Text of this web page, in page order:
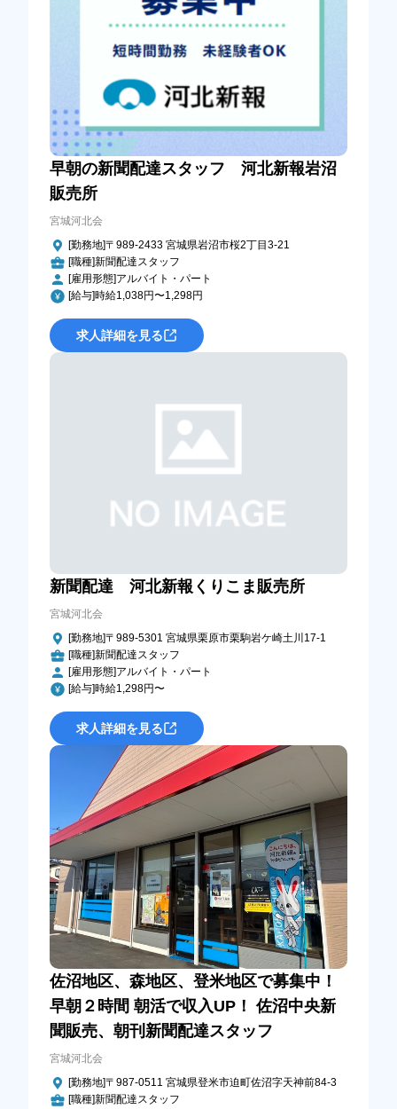
早朝の新聞配達スタッフ 河北新報岩沼
販売所
宮城河北会
[勤務地]〒989-2433 宮城県岩沼市桜2丁目3-21
[職種]新聞配達スタッフ
[雇用形態]アルバイト・パート
[給与]時給1,038円〜1,298円
求人詳細を見る
新聞配達 河北新報くりこま販売所
宮城河北会
[勤務地]〒989-5301 宮城県栗原市栗駒岩ケ崎土川17-1
[職種]新聞配達スタッフ
[雇用形態]アルバイト・パート
[給与]時給1,298円〜
求人詳細を見る
佐沼地区、森地区、登米地区で募集中！
早朝２時間 朝活で収入UP！ 佐沼中央新
聞販売、朝刊新聞配達スタッフ
宮城河北会
[勤務地]〒987-0511 宮城県登米市迫町佐沼字天神前84-3
[職種]新聞配達スタッフ